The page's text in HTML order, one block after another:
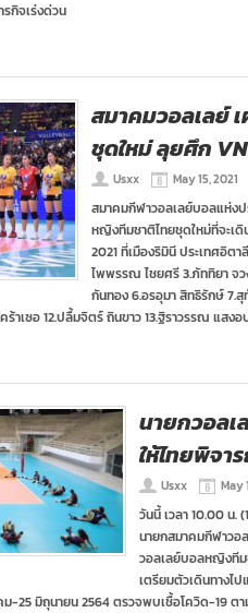
กิจเร่งด่วน
สมาคมวอลเลย์
ชุดใหม่ ลุยศึก
Usxx May 15, 2021
สมาคมกีฬาวอลเลย์บอลแห่ง
หญิงทีมชาติไทยชุดใหม่ที่จะเ
2021 ที่เมืองริมินี ประเทศอิต
ไพพรรณ ไชยศรี 3.ภัททิยา
กันทอง 6.อรอุมา สิทธิรักษ์ 7.
ร้าเซอ 12.ปลื้มจิตร์ ถินขาว 13.ฐิราวรรณ แสง
นายกวอลเ
ให้ไทยพิจา
Usxx May
วันนี้ เวลา 10.00 น.
นายกสมาคมกีฬาวอ
วอลเลย์บอลหญิงที
เตรียมตัวเดินทางไ
ม-25 มิถุนายน 2564 ตรวจพบเชื้อโควิด-19 ต